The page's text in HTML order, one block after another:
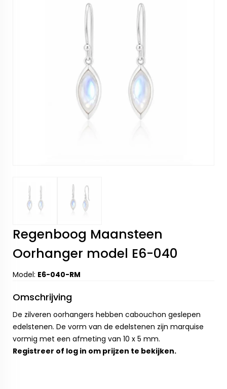
Regenboog Maansteen
Oorhanger model E6-040
Model: E6-040-RM
Omschrijving
De zilveren oorhangers hebben cabouchon geslepen
edelstenen. De vorm van de edelstenen zijn marquise
vormig met een afmeting van 10 x 5 mm.
Registreer of log in om prijzen te bekijken.